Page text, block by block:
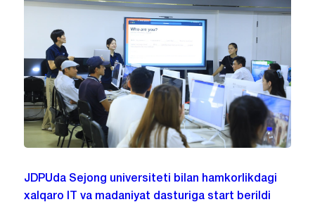
JDPUda Sejong universiteti bilan hamkorlikdagi
xalqaro IT va madaniyat dasturiga start berildi